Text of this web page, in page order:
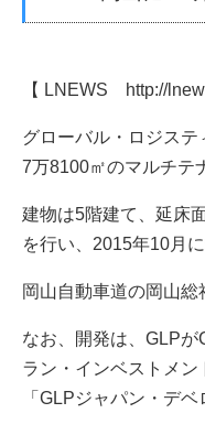
【 LNEWS http://
グローバル・ロジス
7万8100㎡のマルチテ
建物は5階建て、延床
を行い、2015年10月
岡山自動車道の岡山
なお、開発は、GLP
ラン・インベストメ
「GLPジャパン・デ